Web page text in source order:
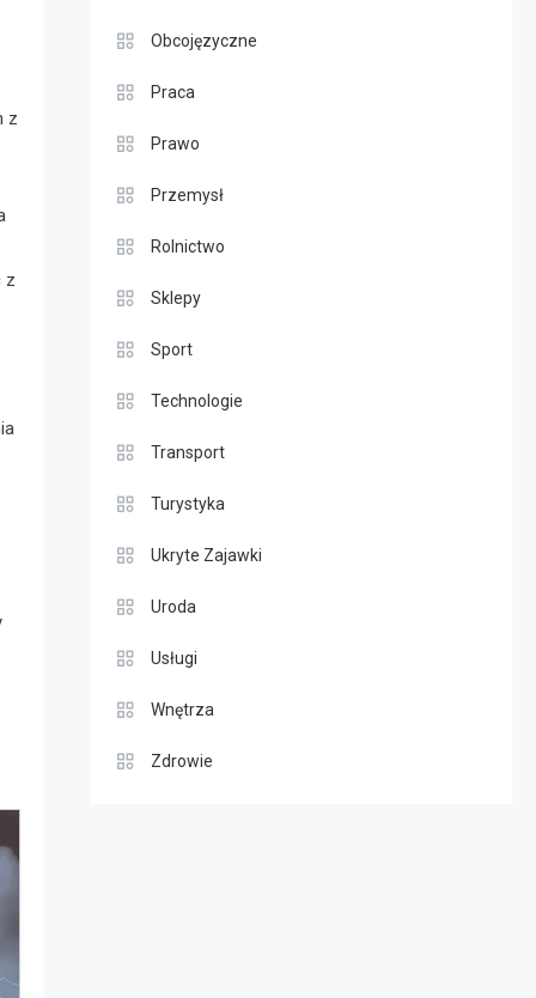
z
z
Obcojęzyczne
Praca
Prawo
Przemysł
Rolnictwo
Sklepy
Sport
Technologie
Transport
Turystyka
Ukryte Zajawki
Uroda
Usługi
Wnętrza
Zdrowie